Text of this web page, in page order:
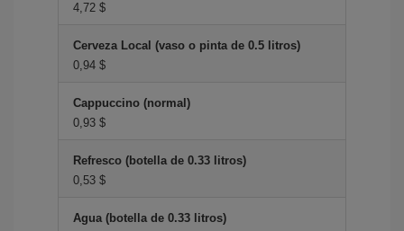
4,72 $
Cerveza Local (vaso o pinta de 0.5 litros)
0,94 $
Cappuccino (normal)
0,93 $
Refresco (botella de 0.33 litros)
0,53 $
Agua (botella de 0.33 litros)